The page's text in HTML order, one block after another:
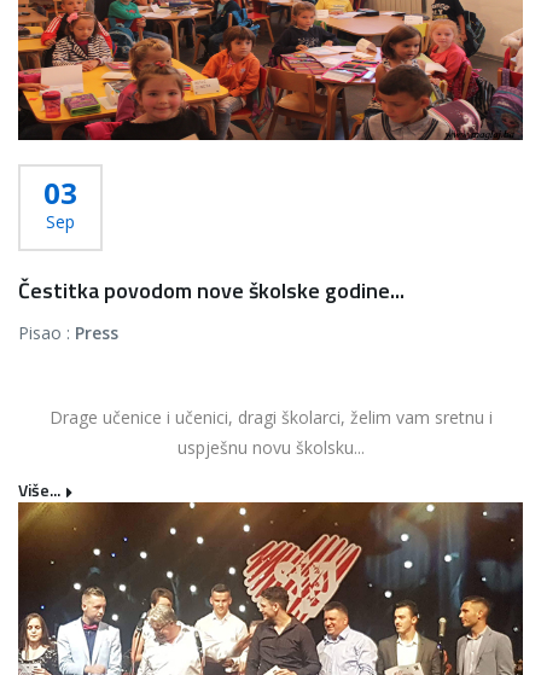
03
Sep
Čestitka povodom nove školske godine...
Pisao : Press
Drage učenice i učenici, dragi školarci, želim vam sretnu i
uspješnu novu školsku...
Više...